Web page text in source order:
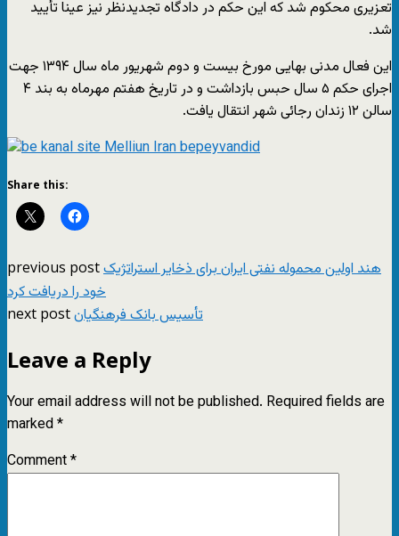
تعزیری محکوم شد که این حکم در دادگاه تجدیدنظر نیز عینا تأیید
شد.
این فعال مدنی بهایی مورخ بیست و دوم شهریور ماه سال ۱۳۹۴ جهت
اجرای حکم ۵ سال حبس بازداشت و در تاریخ هفتم مهرماه به بند ۴
سالن ۱۲ زندان رجائی شهر انتقال یافت.
Share this:
previous postهند اولین محموله نفتی ایران برای ذخایر استراتژیک
خود را دریافت کرد
next postتأسیس بانک فرهنگیان
Leave a Reply
Your email address will not be published. Required fields are
marked*
Comment*